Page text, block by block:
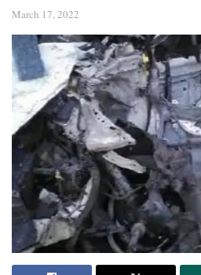
March 17, 2022